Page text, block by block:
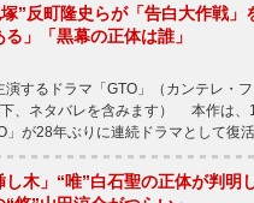
塚”反町隆史らが「告白大作戦
」「黒幕の正体は誰」
するドラマ「GTO」（カンテレ・
、ネタバレを含みます） 本作は、
」が28年ぶりに連続ドラマとして復
し木」“唯”白石聖の正体が判明